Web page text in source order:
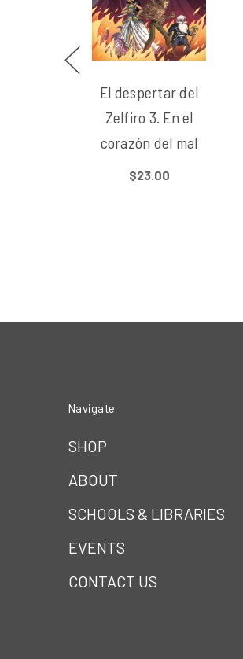
El despertar del
Zelfiro 3. En el
corazón del mal
$23.00
Navigate
SHOP
ABOUT
SCHOOLS & LIBRARIES
EVENTS
CONTACT US